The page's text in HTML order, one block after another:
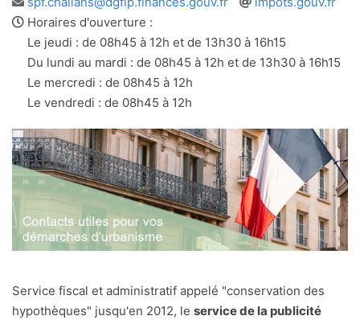
e-
mail
Horaires d'ouverture :
Le jeudi : de 08h45 à 12h et de 13h30 à 16h15
Du lundi au mardi : de 08h45 à 12h et de 13h30 à 16h15
Le mercredi : de 08h45 à 12h
Le vendredi : de 08h45 à 12h
Service fiscal et administratif appelé "conservation des
hypothèques" jusqu'en 2012, le service de la publicité